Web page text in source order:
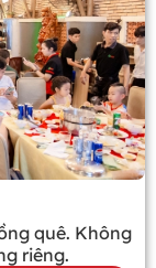
quê. Không
riêng.